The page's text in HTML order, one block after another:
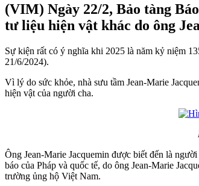
(VIM) Ngày 22/2, Bảo tàng
tư liệu hiện vật khác do ông
Sự kiện rất có ý nghĩa khi 2025 là năm kỷ niệm
21/6/2024).
Vì lý do sức khỏe, nhà sưu tầm Jean-Marie
hiện vật của người cha.
Ông Jean-Marie Jacquemin được biết đến là
báo của Pháp và quốc tế, do ông Jean-Marie
trường ủng hộ Việt Nam.